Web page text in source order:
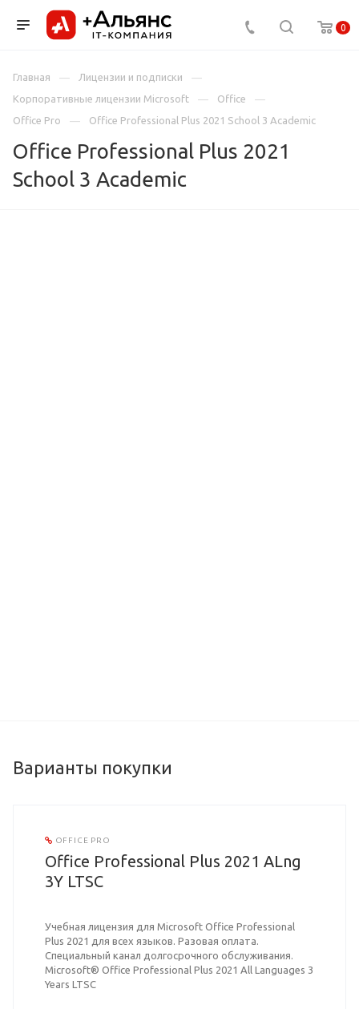
0
Главная
Лицензии и подписки
Корпоративные лицензии Microsoft
Office
Office Pro
Office Professional Plus 2021 School 3 Academic
Office Professional Plus 2021
School 3 Academic
Варианты покупки
OFFICE PRO
Office Professional Plus 2021 ALng
3Y LTSC
Учебная лицензия для Microsoft Office Professional
Plus 2021 для всех языков. Разовая оплата.
Специальный канал долгосрочного обслуживания.
Microsoft® Office Professional Plus 2021 All Languages 3
Years LTSC